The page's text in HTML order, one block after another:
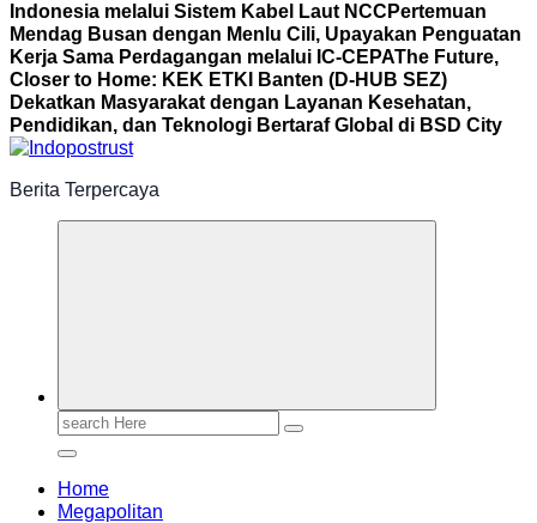
Indonesia melalui Sistem Kabel Laut NCC Pertemuan
Mendag Busan dengan Menlu Cili, Upayakan Penguatan
Kerja Sama Perdagangan melalui IC-CEPAThe Future,
Closer to Home: KEK ETKI Banten (D-HUB SEZ)
Dekatkan Masyarakat dengan Layanan Kesehatan,
Pendidikan, dan Teknologi Bertaraf Global di BSD City
Berita Terpercaya
Search
Home
Megapolitan